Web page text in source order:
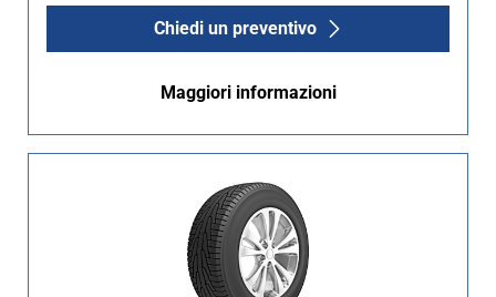
Chiedi un preventivo
Maggiori informazioni